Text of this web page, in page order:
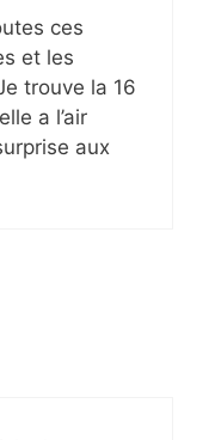
ces
et les
trouve la 16
a l’air
aux